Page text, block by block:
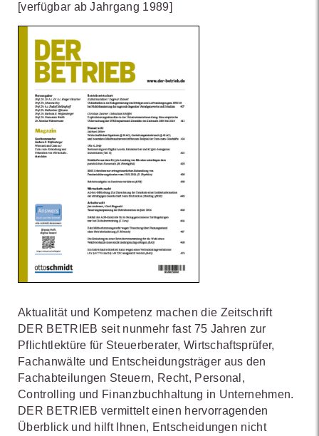
[verfügbar ab Jahrgang 1989]
Aktualität und Kompetenz machen die Zeitschrift
DER BETRIEB seit nunmehr fast 75 Jahren zur
Pflichtlektüre für Steuerberater, Wirtschaftsprüfer,
Fachanwälte und Entscheidungsträger aus den
Fachabteilungen Steuern, Recht, Personal,
Controlling und Finanzbuchhaltung in Unternehmen.
DER BETRIEB vermittelt einen hervorragenden
Überblick und hilft Ihnen, Entscheidungen nicht